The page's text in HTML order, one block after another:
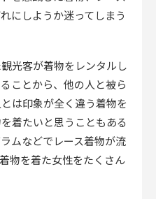
にしようか迷ってしまう
光客が着物をレンタルし
ことから、他の人と被ら
は印象が全く違う着物を
着たいと思うこともある
ムなどでレース着物が流
物を着た女性をたくさん